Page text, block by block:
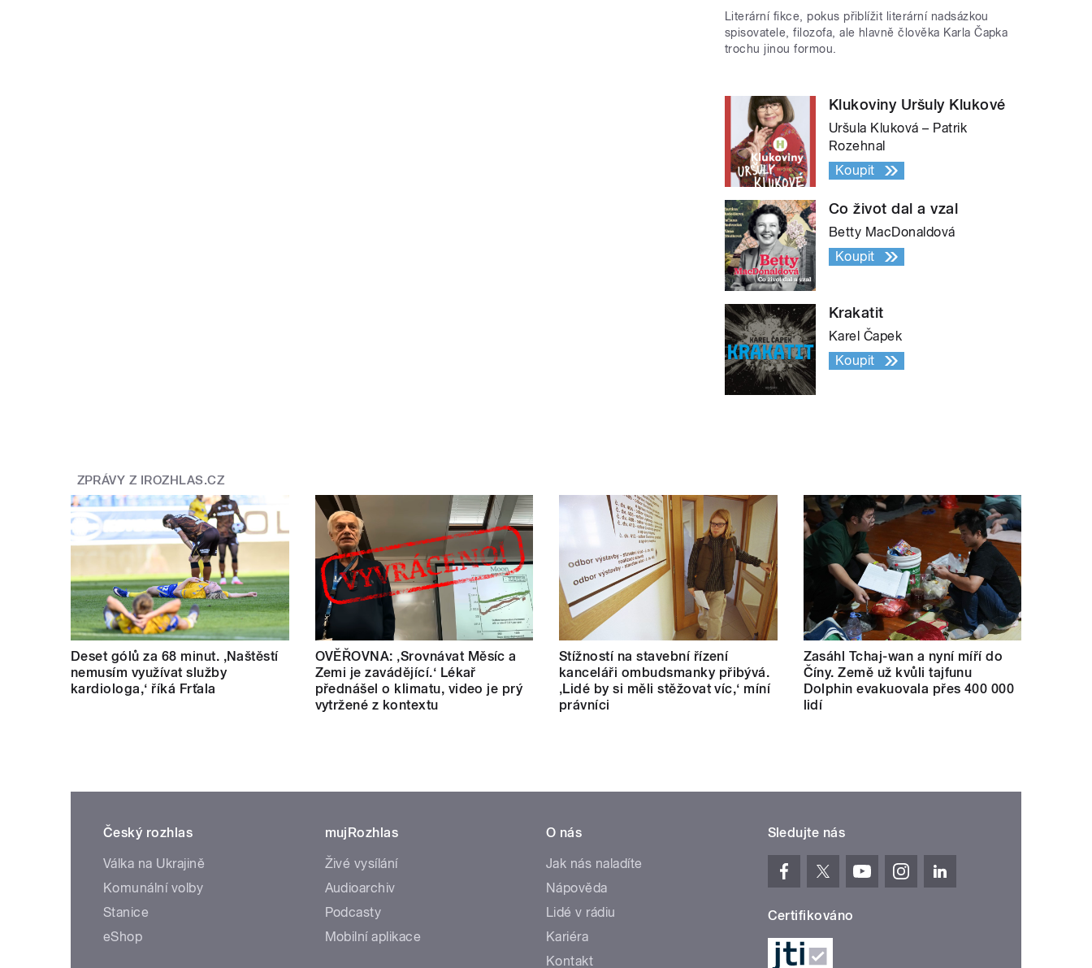
Literární fikce, pokus přiblížit literární nadsázkou
spisovatele, filozofa, ale hlavně člověka Karla Čapka
trochu jinou formou.
Klukoviny Uršuly Klukové
Uršula Kluková – Patrik
Rozehnal
Koupit
Co život dal a vzal
Betty MacDonaldová
Koupit
Krakatit
Karel Čapek
Koupit
ZPRÁVY Z IROZHLAS.CZ
Deset gólů za 68 minut. ,Naštěstí
nemusím využívat služby
kardiologa,‘ říká Frťala
OVĚŘOVNA: ‚Srovnávat Měsíc a
Zemi je zavádějící.‘ Lékař
přednášel o klimatu, video je prý
vytržené z kontextu
Stížností na stavební řízení
kanceláři ombudsmanky přibývá.
‚Lidé by si měli stěžovat víc,‘ míní
právníci
Zasáhl Tchaj-wan a nyní míří do
Číny. Země už kvůli tajfunu
Dolphin evakuovala přes 400 000
lidí
Český rozhlas
Válka na Ukrajině
Komunální volby
Stanice
eShop
mujRozhlas
Živé vysílání
Audioarchiv
Podcasty
Mobilní aplikace
O nás
Jak nás naladíte
Nápověda
Lidé v rádiu
Kariéra
Kontakt
Sledujte nás
Certifikováno